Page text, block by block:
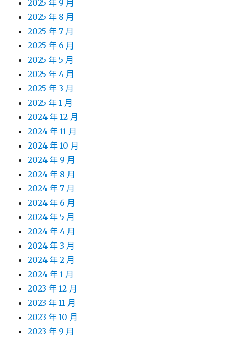
2025 年 9 月
2025 年 8 月
2025 年 7 月
2025 年 6 月
2025 年 5 月
2025 年 4 月
2025 年 3 月
2025 年 1 月
2024 年 12 月
2024 年 11 月
2024 年 10 月
2024 年 9 月
2024 年 8 月
2024 年 7 月
2024 年 6 月
2024 年 5 月
2024 年 4 月
2024 年 3 月
2024 年 2 月
2024 年 1 月
2023 年 12 月
2023 年 11 月
2023 年 10 月
2023 年 9 月